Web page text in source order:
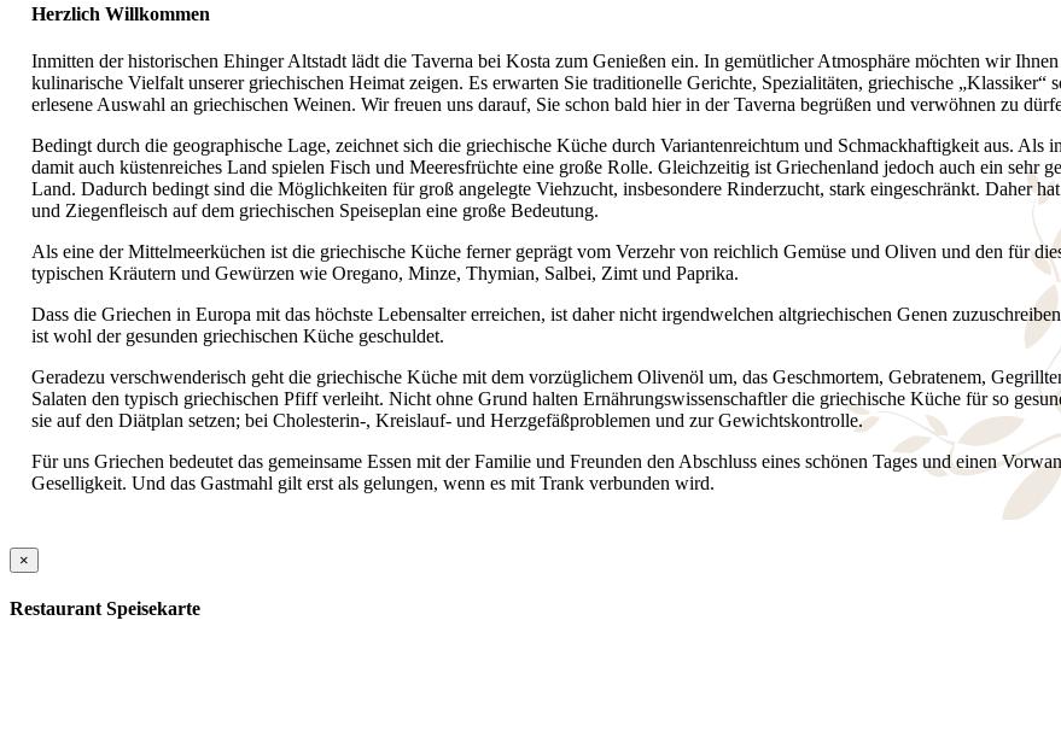
Herzlich Willkommen
Inmitten der historischen Ehinger Altstadt lädt die Taverna bei Kosta zum Genießen ein. In gemütlicher Atmosphäre möchten wir
kulinarische Vielfalt unserer griechischen Heimat zeigen. Es erwarten Sie traditionelle Gerichte, Spezialitäten, griechische „Klassiker“
erlesene Auswahl an griechischen Weinen. Wir freuen uns darauf, Sie schon bald hier in der Taverna begrüßen und verwöhnen zu
Bedingt durch die geographische Lage, zeichnet sich die griechische Küche durch Variantenreichtum und Schmackhaftigkeit aus. Als
damit auch küstenreiches Land spielen Fisch und Meeresfrüchte eine große Rolle. Gleichzeitig ist Griechenland jedoch auch ein sehr
Land. Dadurch bedingt sind die Möglichkeiten für groß angelegte Viehzucht, insbesondere Rinderzucht, stark eingeschränkt. Daher
und Ziegenfleisch auf dem griechischen Speiseplan eine große Bedeutung.
Als eine der Mittelmeerküchen ist die griechische Küche ferner geprägt vom Verzehr von reichlich Gemüse und Oliven und den für
typischen Kräutern und Gewürzen wie Oregano, Minze, Thymian, Salbei, Zimt und Paprika.
Dass die Griechen in Europa mit das höchste Lebensalter erreichen, ist daher nicht irgendwelchen altgriechischen Genen
ist wohl der gesunden griechischen Küche geschuldet.
Geradezu verschwenderisch geht die griechische Küche mit dem vorzüglichem Olivenöl um, das Geschmortem, Gebratenem,
Salaten den typisch griechischen Pfiff verleiht. Nicht ohne Grund halten Ernährungswissenschaftler die griechische Küche für so
sie auf den Diätplan setzen; bei Cholesterin-, Kreislauf- und Herzgefäßproblemen und zur Gewichtskontrolle.
Für uns Griechen bedeutet das gemeinsame Essen mit der Familie und Freunden den Abschluss eines schönen Tages und einen
Geselligkeit. Und das Gastmahl gilt erst als gelungen, wenn es mit Trank verbunden wird.
×
Restaurant Speisekarte